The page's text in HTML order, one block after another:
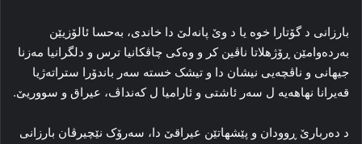
بارزانی د گۆتارا خوە یا د وێ پانەلێ دا خاندی، به‌حسا ئالۆزیێن
به‌رده‌وامێن ڕۆژهلاتا ناڤین كر و وه‌کی چاڤکانیا ترس و دلگرانیا مه‌زنا
جیهانی و ناڤچه‌یی نیشان دا و تیشک خستە سه‌ر باندۆرا ستراته‌ژیا
قه‌یرانا نهاھەیە ل سه‌ر ئاشتی و ئارامیا ل که‌نداڤ، عیراق و سووریێ.
د ده‌ربارێ ڕوودان و پێشهاتێن عيراقێ دا، سه‌رۆک نێچیرڤان بارزانی